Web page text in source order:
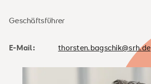
Geschäftsführer
E-Mail: thorsten.bagschik@srh.de